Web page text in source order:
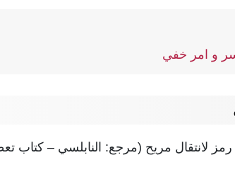
و امر خفي
لانتقال مريح (مرجع: النابلسي – كتاب